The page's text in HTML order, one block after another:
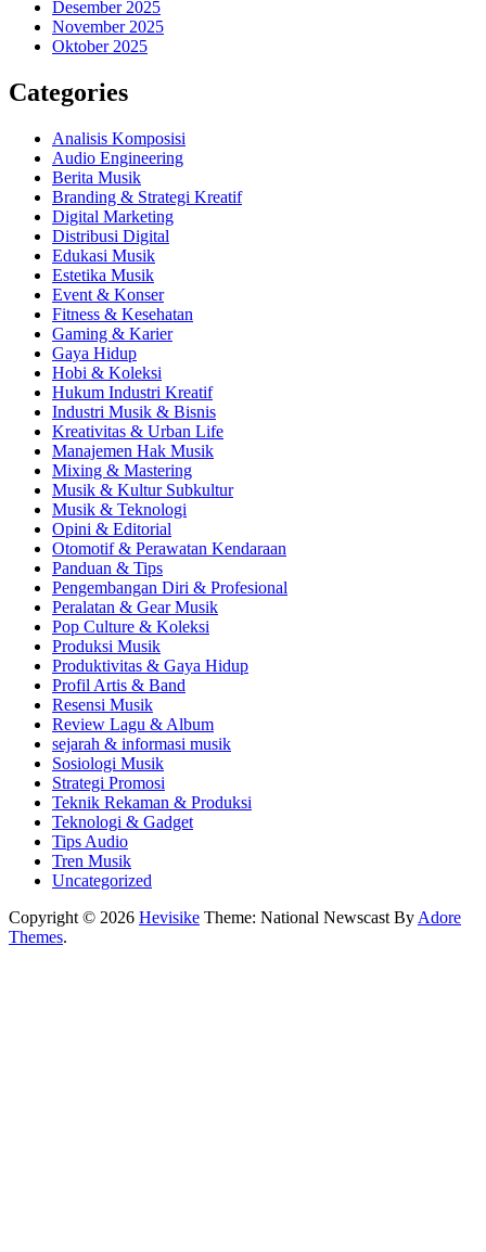
Desember 2025
November 2025
Oktober 2025
Categories
Analisis Komposisi
Audio Engineering
Berita Musik
Branding & Strategi Kreatif
Digital Marketing
Distribusi Digital
Edukasi Musik
Estetika Musik
Event & Konser
Fitness & Kesehatan
Gaming & Karier
Gaya Hidup
Hobi & Koleksi
Hukum Industri Kreatif
Industri Musik & Bisnis
Kreativitas & Urban Life
Manajemen Hak Musik
Mixing & Mastering
Musik & Kultur Subkultur
Musik & Teknologi
Opini & Editorial
Otomotif & Perawatan Kendaraan
Panduan & Tips
Pengembangan Diri & Profesional
Peralatan & Gear Musik
Pop Culture & Koleksi
Produksi Musik
Produktivitas & Gaya Hidup
Profil Artis & Band
Resensi Musik
Review Lagu & Album
sejarah & informasi musik
Sosiologi Musik
Strategi Promosi
Teknik Rekaman & Produksi
Teknologi & Gadget
Tips Audio
Tren Musik
Uncategorized
Copyright © 2026 Hevisike Theme: National Newscast By Adore
Themes.